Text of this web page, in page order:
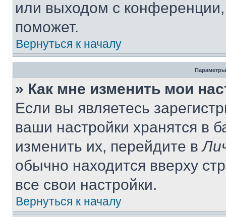
или выходом с
поможет.
Вернуться к началу
Параметры
» Как мне изменить мои
Если вы являетесь
ваши настройки хранятся в
изменить их, перейдите в
обычно находится вверху
все свои настройки.
Вернуться к началу